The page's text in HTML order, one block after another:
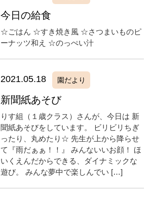
今日の給食
☆ごはん ☆すき焼き風 ☆さつまいものピ
ーナッツ和え ☆のっぺい汁
2021.05.18 園だより
新聞紙あそび
りす組（１歳クラス）さんが、今日は 新
聞紙あそびをしています。 ビリビリちぎ
ったり、丸めたり☆ 先生が上から降らせ
て『雨だぁぁ！！』 みんないいお顔！ ほ
いくえんだからできる、ダイナミックな
遊び。 みんな夢中で楽しんでい […]